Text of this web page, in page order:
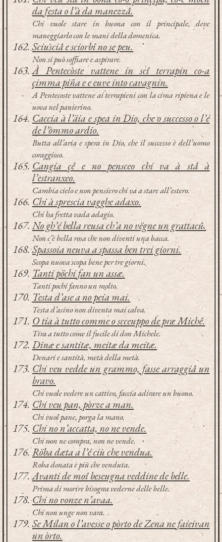
da festa o l’à da manezzâ.
Chi vuole stare in buona con il principale, deve
maneggiarlo con le mani della domenica.
Sciusciâ e sciorbî no se peu.
Non si può soffiare e aspirare.
À Pentecòste vattene in scî terrapin co-a
çimma piña e e euve into cavagnin.
A Pentecoste vattene ai terrapieni con la cima ripiena e le
uova nel panierino.
Caccia à l’äia e spea in Dio, che o successo o l’é
de l’òmmo ardio.
Butta all’aria e spera in Dio, che il successo è dell’uomo
coraggioso.
Cangia çê e no pensceo chi va à stâ à
l’estranxeo.
Cambia cielo e non pensiero chi va a stare all’estero.
Chi à sprescia vagghe adaxo.
Chi ha fretta vada adagio.
No gh’é bella reusa ch’a no vëgne un grattacû.
Non c’è bella rosa che non diventi una bacca.
Spassoia neuva a spassa ben trei giorni.
Scopa nuova scopa bene per tre giorni.
Tanti pöchi fan un assæ.
Tanti pochi fanno un molto.
Testa d’ase a no peia mai.
Testa d’asino non diventa mai calva.
O tia à tutto comme o scceuppo de præ Michê.
Tira a tutto come il fucile di don Michele.
Dinæ e santitæ, meitæ da meitæ.
Denari e santità, metà della metà.
Chi veu vedde un grammo, fasse arraggiâ un
bravo.
Chi vuole vedere un cattivo, faccia adirare un buono.
Chi veu pan, pòrze a man.
Chi vuol pane, porga la mano.
Chi no n’accatta, no ne vende.
Chi non ne compra, non ne vende.
Röba dæta a l’é ciù che vendua.
Roba donata è più che venduta.
Avanti de moî beseugna veddine de belle.
Prima di morire bisogna vederne delle belle.
Chi no vonze n’avaa.
Chi non unge non vara.
Se Milan o l’avesse o pòrto de Zena ne faieivan
un òrto.